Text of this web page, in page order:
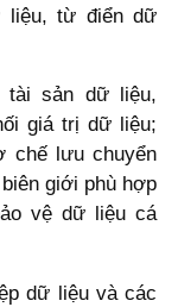
liệu, từ điển dữ
tài sản dữ liệu,
giá trị dữ liệu;
chế lưu chuyển
giới phù hợp
vệ dữ liệu cá
dữ liệu và các